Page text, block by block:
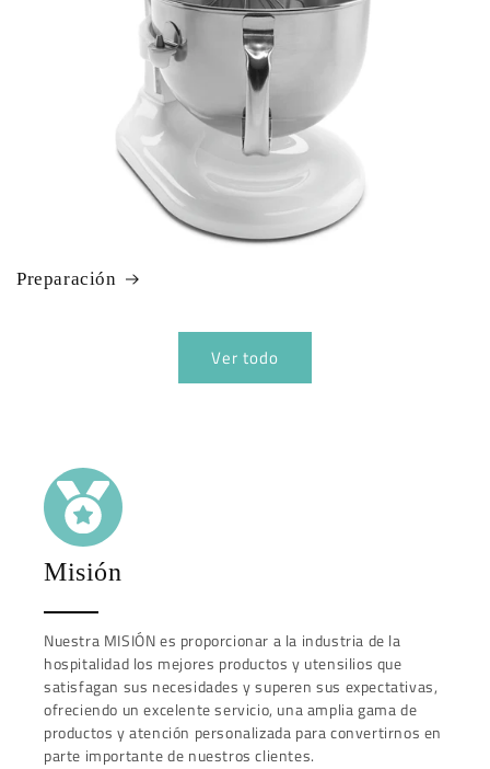
Preparación
Ver todo
Misión
Nuestra MISIÓN es proporcionar a la industria de la
hospitalidad los mejores productos y utensilios que
satisfagan sus necesidades y superen sus expectativas,
ofreciendo un excelente servicio, una amplia gama de
productos y atención personalizada para convertirnos en
parte importante de nuestros clientes.